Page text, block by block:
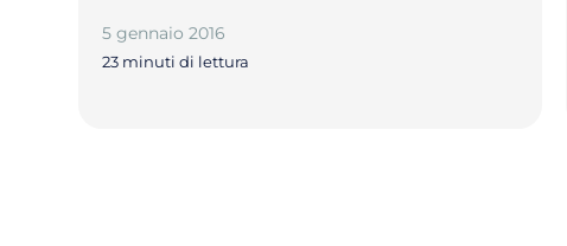
5 gennaio 2016
23 minuti di lettura